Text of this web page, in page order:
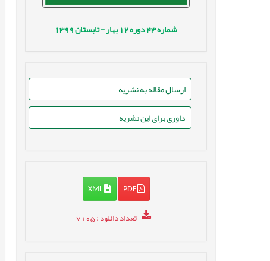
شماره43 دوره بهار - تابستان1399
ارسال مقاله به نشریه
داوری برای این نشریه
PDF
XML
تعداد دانلود: 7105